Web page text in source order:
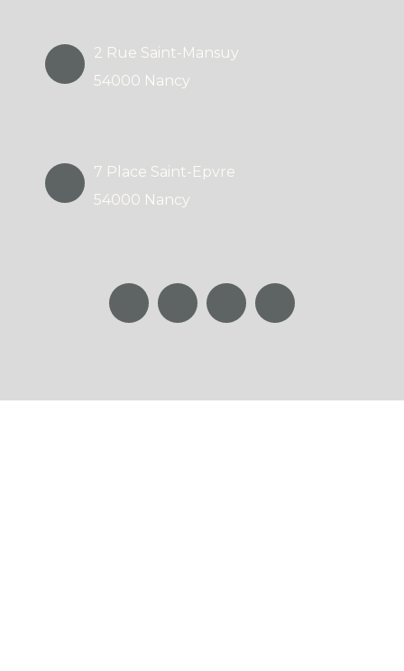
2 Rue Saint-Mansuy
54000 Nancy
7 Place Saint-Epvre
54000 Nancy